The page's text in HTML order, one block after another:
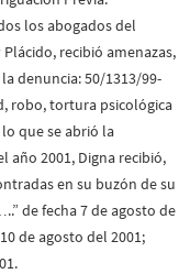
los abogados del
recibió amenazas,
denuncia: 50/1313/99-
robo, tortura psicológica
que se abrió la
año 2001, Digna recibió,
en su buzón de su
de fecha 7 de agosto de
de agosto del 2001;